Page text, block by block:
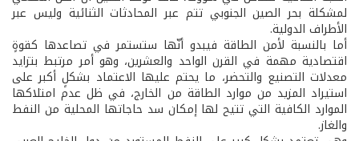
لمشكلة بحر الصين الجنوبي تتم عبر المحادثات الثنائية وليس عبر
الأطراف الدولية.
أما بالنسبة لأمن الطاقة فيبدو أنّها ستستمر في تصاعدها كقوةٍ
اقتصادية مهمة في القرن الواحد والعشرين، وهو أمر مرتبط بتزايد
معدلات التصنيع والتحضر، ما يحتم عليها الاعتماد بشكلٍ أكبر على
استيراد المزيد من موارد الطاقة من الخارج، في ظل عدم امتلاكها
الموارد الكافية التي تتيح لها إمكان سد حاجاتها المحلية من النفط
والغاز.